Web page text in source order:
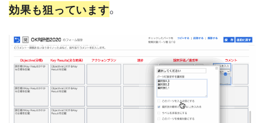
効果も狙っています。